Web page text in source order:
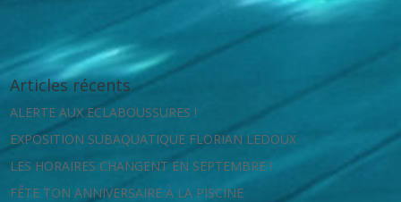
Articles récents
ALERTE AUX ECLABOUSSURES !
EXPOSITION SUBAQUATIQUE FLORIAN LEDOUX
LES HORAIRES CHANGENT EN SEPTEMBRE !
FÊTE TON ANNIVERSAIRE À LA PISCINE